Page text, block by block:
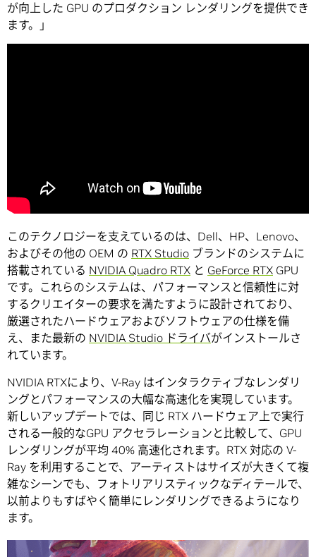
が向上した GPU のプロダクション レンダリングを提供でき
ます。」
このテクノロジーを支えているのは、Dell、HP、Lenovo、
およびその他の OEM の RTX Studio ブランドのシステムに
搭載されている NVIDIA Quadro RTX と GeForce RTX GPU
です。これらのシステムは、パフォーマンスと信頼性に対
するクリエイターの要求を満たすように設計されており、
厳選されたハードウェアおよびソフトウェアの仕様を備
え、また最新の NVIDIA Studio ドライバがインストールさ
れています。
NVIDIA RTXにより、V-Ray はインタラクティブなレンダリ
ングとパフォーマンスの大幅な高速化を実現しています。
新しいアップデートでは、同じ RTX ハードウェア上で実行
される一般的なGPU アクセラレーションと比較して、GPU
レンダリングが平均 40% 高速化されます。RTX 対応の V-
Ray を利用することで、アーティストはサイズが大きくて複
雑なシーンでも、フォトリアリスティックなディテールで、
以前よりもすばやく簡単にレンダリングできるようになり
ます。